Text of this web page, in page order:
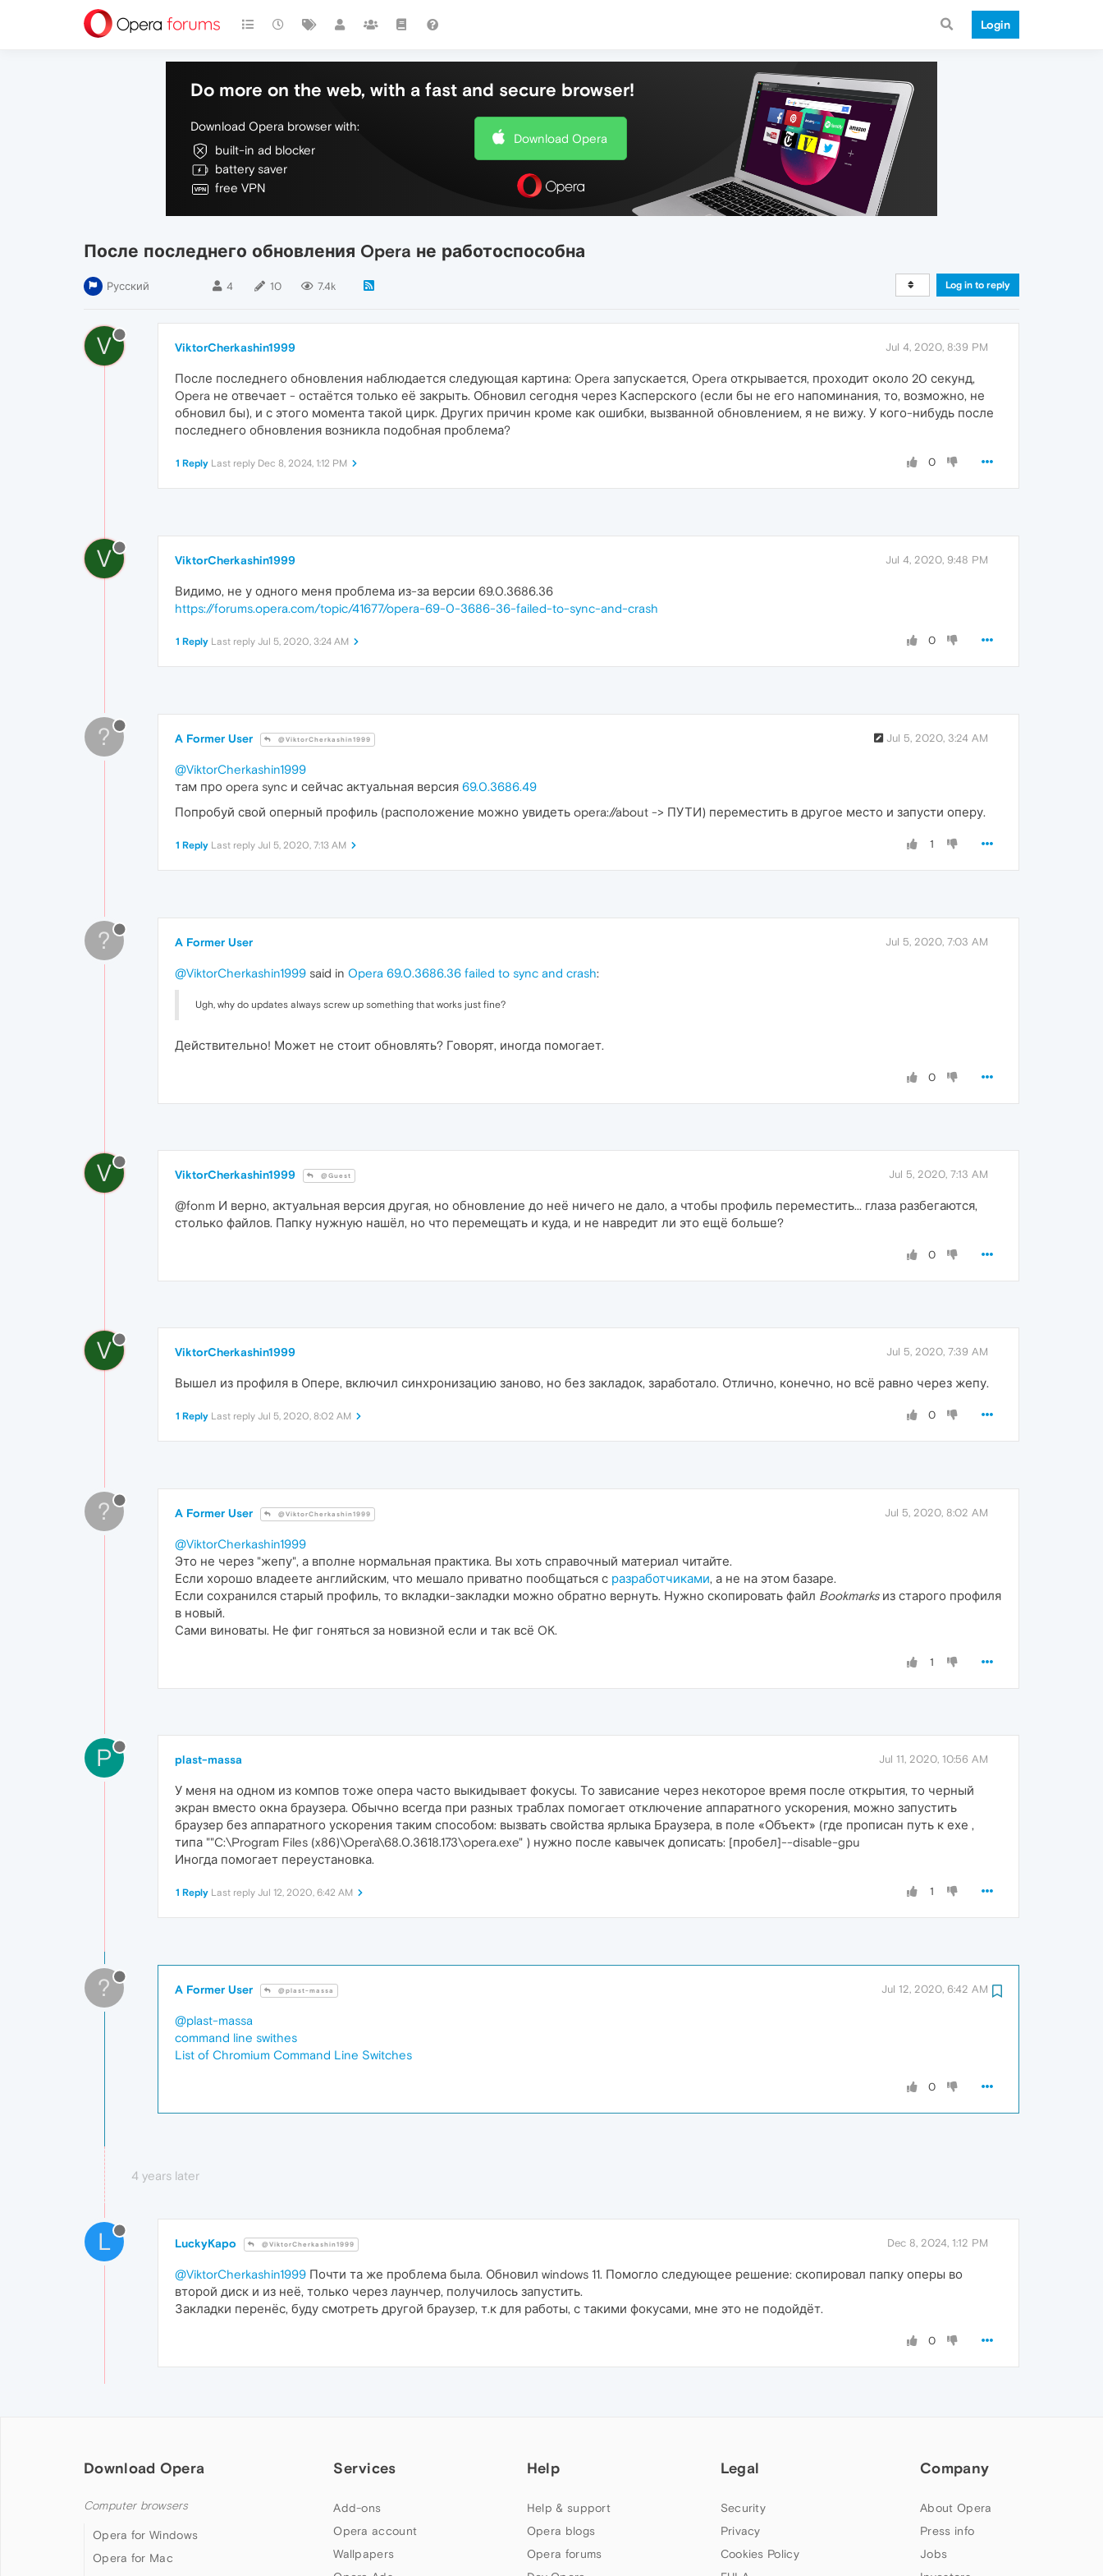
Login
Do more on the web, with a fast and secure browser!
Download Opera browser with:
built-in ad blocker
battery saver
free VPN
Download Opera
После последнего обновления Opera не работоспособна
Русский 4 10 7.4k Log in to reply
V ViktorCherkashin1999 Jul 4, 2020, 8:39 PM
После последнего обновления наблюдается следующая картина: Opera запускается, Opera открывается, проходит около 20 секунд,
Opera не отвечает - остаётся только её закрыть. Обновил сегодня через Касперского (если бы не его напоминания, то, возможно, не
обновил бы), и с этого момента такой цирк. Других причин кроме как ошибки, вызванной обновлением, я не вижу. У кого-нибудь после
последнего обновления возникла подобная проблема?
0
1 Reply Last reply Dec 8, 2024, 1:12 PM
V ViktorCherkashin1999 Jul 4, 2020, 9:48 PM
Видимо, не у одного меня проблема из-за версии 69.0.3686.36
https://forums.opera.com/topic/41677/opera-69-0-3686-36-failed-to-sync-and-crash
0
1 Reply Last reply Jul 5, 2020, 3:24 AM
? A Former User @ViktorCherkashin1999 Jul 5, 2020, 3:24 AM
@ViktorCherkashin1999
там про opera sync и сейчас актуальная версия 69.0.3686.49
Попробуй свой оперный профиль (расположение можно увидеть opera://about -> ПУТИ) переместить в другое место и запусти оперу.
1
1 Reply Last reply Jul 5, 2020, 7:13 AM
? A Former User Jul 5, 2020, 7:03 AM
@ViktorCherkashin1999 said in Opera 69.0.3686.36 failed to sync and crash:
Ugh, why do updates always screw up something that works just fine?
Действительно! Может не стоит обновлять? Говорят, иногда помогает.
0
V ViktorCherkashin1999 @Guest Jul 5, 2020, 7:13 AM
@fonm И верно, актуальная версия другая, но обновление до неё ничего не дало, а чтобы профиль переместить... глаза разбегаются,
столько файлов. Папку нужную нашёл, но что перемещать и куда, и не навредит ли это ещё больше?
0
V ViktorCherkashin1999 Jul 5, 2020, 7:39 AM
Вышел из профиля в Опере, включил синхронизацию заново, но без закладок, заработало. Отлично, конечно, но всё равно через жепу.
0
1 Reply Last reply Jul 5, 2020, 8:02 AM
? A Former User @ViktorCherkashin1999 Jul 5, 2020, 8:02 AM
@ViktorCherkashin1999
Это не через "жепу", а вполне нормальная практика. Вы хоть справочный материал читайте.
Если хорошо владеете английским, что мешало приватно пообщаться с разработчиками, а не на этом базаре.
Если сохранился старый профиль, то вкладки-закладки можно обратно вернуть. Нужно скопировать файл Bookmarksиз старого профиля
в новый.
Сами виноваты. Не фиг гоняться за новизной если и так всё OK.
1
P plast-massa Jul 11, 2020, 10:56 AM
У меня на одном из компов тоже опера часто выкидывает фокусы. То зависание через некоторое время после открытия, то черный
экран вместо окна браузера. Обычно всегда при разных траблах помогает отключение аппаратного ускорения, можно запустить
браузер без аппаратного ускорения таким способом: вызвать свойства ярлыка Браузера, в поле «Объект» (где прописан путь к ехе ,
типа ""C:\Program Files (x86)\Opera\68.0.3618.173\opera.exe" ) нужно после кавычек дописать: [пробел]--disable-gpu
Иногда помогает переустановка.
1
1 Reply Last reply Jul 12, 2020, 6:42 AM
? A Former User @plast-massa Jul 12, 2020, 6:42 AM
@plast-massa
command line swithes
List of Chromium Command Line Switches
0
4 years later
L LuckyKapo @ViktorCherkashin1999 Dec 8, 2024, 1:12 PM
@ViktorCherkashin1999 Почти та же проблема была. Обновил windows 11. Помогло следующее решение: скопировал папку оперы во
второй диск и из неё, только через лаунчер, получилось запустить.
Закладки перенёс, буду смотреть другой браузер, т.к для работы, с такими фокусами, мне это не подойдёт.
0
Download Opera
Computer browsers
Opera for Windows
Opera for Mac
Services
Add-ons
Opera account
Wallpapers
Help
Help & support
Opera blogs
Opera forums
Legal
Security
Privacy
Cookies Policy
Company
About Opera
Press info
Jobs